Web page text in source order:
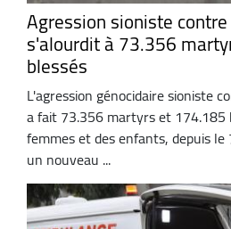
Agression sioniste
s'alourdit à 73.356
blessés
L'agression génocidaire sioniste
a fait 73.356 martyrs et 174.185
femmes et des enfants, depuis
un nouveau ...